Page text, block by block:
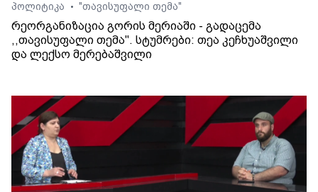
პოლიტიკა
• "თავისუფალი თემა"
რეორგანიზაცია გორის მერიაში - გადაცემა
,,თავისუფალი თემა". სტუმრები: თეა კეჩხუაშვილი
და ლექსო მერებაშვილი